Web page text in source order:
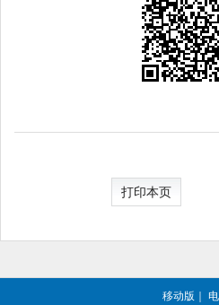
打印本页
移动版